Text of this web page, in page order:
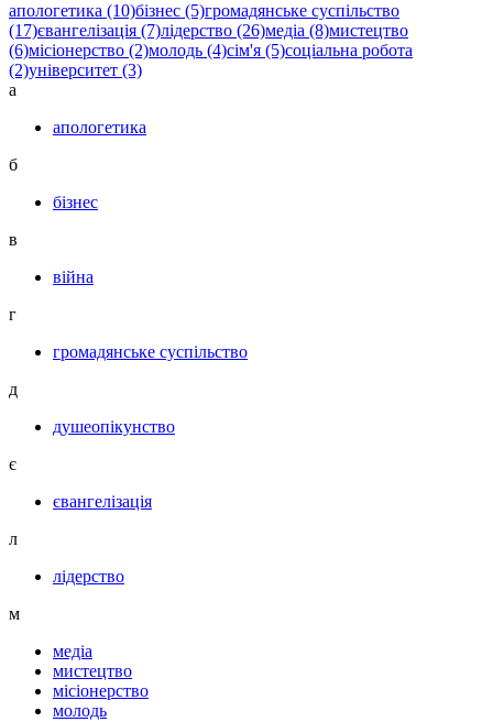
апологетика (10)бізнес (5)громадянське суспільство
(17)євангелізація (7)лідерство (26)медіа (8)мистецтво
(6)місіонерство (2)молодь (4)сім'я (5)соціальна робота
(2)університет (3)
а
апологетика
б
бізнес
в
війна
г
громадянське суспільство
д
душеопікунство
є
євангелізація
л
лідерство
м
медіа
мистецтво
місіонерство
молодь